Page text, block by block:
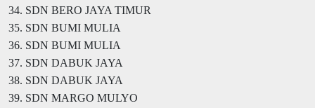
34. SDN BERO JAYA TIMUR
35. SDN BUMI MULIA
36. SDN BUMI MULIA
37. SDN DABUK JAYA
38. SDN DABUK JAYA
39. SDN MARGO MULYO